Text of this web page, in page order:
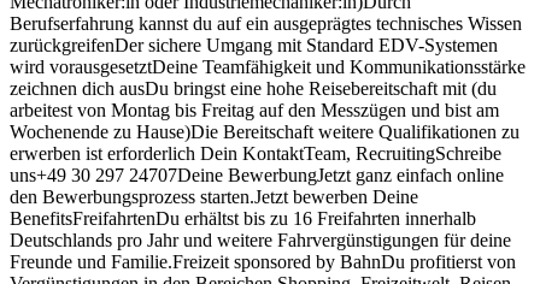
Berufserfahrung kannst du auf ein ausgeprägtes technisches Wissen
zurückgreifenDer sichere Umgang mit Standard EDV-Systemen
wird vorausgesetztDeine Teamfähigkeit und Kommunikationsstärke
zeichnen dich ausDu bringst eine hohe Reisebereitschaft mit (du
arbeitest von Montag bis Freitag auf den Messzügen und bist am
Wochenende zu Hause)Die Bereitschaft weitere Qualifikationen zu
erwerben ist erforderlich Dein KontaktTeam, RecruitingSchreibe
uns+49 30 297 24707Deine BewerbungJetzt ganz einfach online
den Bewerbungsprozess starten.Jetzt bewerben Deine
BenefitsFreifahrtenDu erhältst bis zu 16 Freifahrten innerhalb
Deutschlands pro Jahr und weitere Fahrvergünstigungen für deine
Freunde und Familie.Freizeit sponsored by BahnDu profitierst von